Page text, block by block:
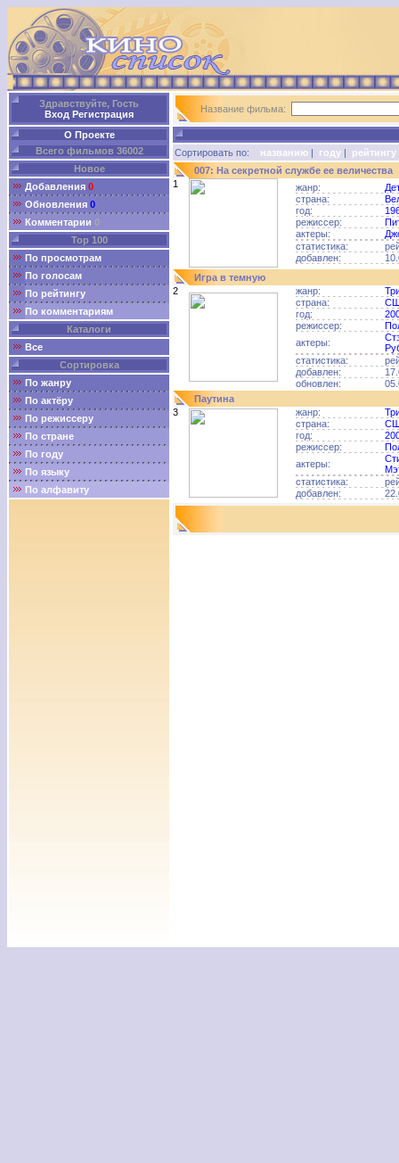
Здравствуйте, Гость
Вход Регистрация
О Проекте
Всего фильмов 36002
Новое
Добавления 0
Обновления 0
Комментарии 0
Top 100
По просмотрам
По голосам
По рейтингу
По комментариям
Каталоги
Все
Сортировка
По жанру
По актёру
По режиссеру
По стране
По году
По языку
По алфавиту
Название фильма:
Сортировать по: названию | году | рейтингу
007: На секретной службе ее величества
1
жанр:
страна:
год:
режиссер:
актеры:
статистика:
добавлен:
Игра в темную
2
жанр:
страна:
год:
режиссер:
актеры:
статистика:
добавлен:
обновлен:
Паутина
3
жанр:
страна:
год:
режиссер:
актеры:
статистика:
добавлен: